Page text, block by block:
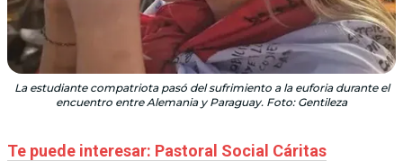
La estudiante compatriota pasó del sufrimiento a la euforia durante el
encuentro entre Alemania y Paraguay. Foto: Gentileza
Te puede interesar: Pastoral Social Cáritas